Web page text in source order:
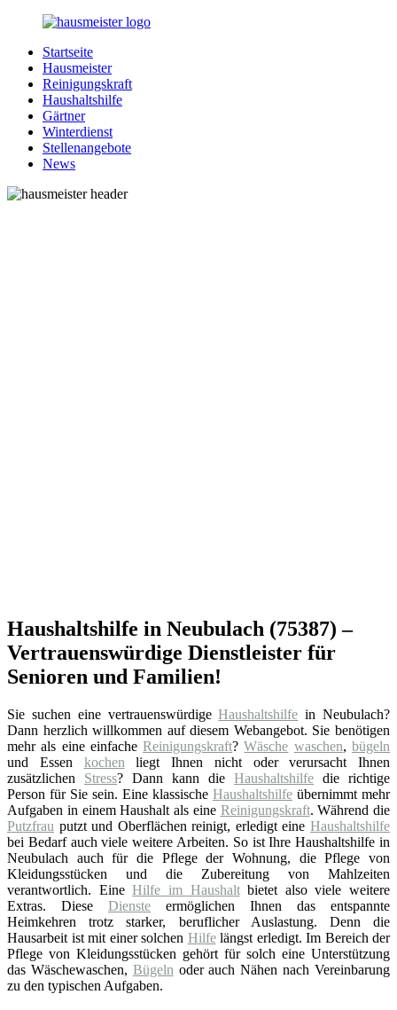
Zurück
Inhalt
Hausmeister.de
Alles
rund
Ihren
Haushalt
Startseite
Hausmeister
Reinigungskraft
Haushaltshilfe
Gärtner
Winterdienst
Stellenangebote
News
Haushaltshilfe in Neubulach (75387) –
Vertrauenswürdige Dienstleister für
Senioren und Familien!
Sie suchen eine vertrauenswürdigeHaushaltshilfe in Neubulach?
Dann herzlich willkommen auf diesem Webangebot. Sie benötigen
mehr als eine einfacheReinigungskraft?Wäsche waschen,bügeln
und Essen kochen liegt Ihnen nicht oder verursacht Ihnen
zusätzlichen Stress? Dann kann die Haushaltshilfe die richtige
Person für Sie sein. Eine klassische Haushaltshilfe übernimmt mehr
Aufgaben in einem Haushalt als eine Reinigungskraft. Während die
Putzfrau putzt und Oberflächen reinigt, erledigt eine Haushaltshilfe
bei Bedarf auch viele weitere Arbeiten. So ist Ihre Haushaltshilfe in
Neubulach auch für die Pflege der Wohnung, die Pflege von
Kleidungsstücken und die Zubereitung von Mahlzeiten
verantwortlich. EineHilfe im Haushaltbietet also viele weitere
Extras. Diese Dienste ermöglichen Ihnen das entspannte
Heimkehren trotz starker, beruflicher Auslastung. Denn die
Hausarbeit ist mit einer solchen Hilfelängst erledigt. Im Bereich der
Pflege von Kleidungsstücken gehört für solch eine Unterstützung
das Wäschewaschen, Bügeln oder auch Nähen nach Vereinbarung
zu den typischen Aufgaben.